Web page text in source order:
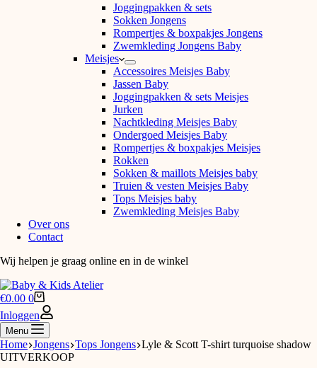
Joggingpakken & sets
Sokken Jongens
Rompertjes & boxpakjes Jongens
Zwemkleding Jongens Baby
Meisjes
Accessoires Meisjes Baby
Jassen Baby
Joggingpakken & sets Meisjes
Jurken
Nachtkleding Meisjes Baby
Ondergoed Meisjes Baby
Rompertjes & boxpakjes Meisjes
Rokken
Sokken & maillots Meisjes baby
Truien & vesten Meisjes Baby
Tops Meisjes baby
Zwemkleding Meisjes Baby
Over ons
Contact
Wij helpen je graag online en in de winkel
Winkelwagen
€0.00 0
Inloggen
Menu
Home Jongens Tops Jongens Lyle & Scott T-shirt turquoise shadow
UITVERKOOP